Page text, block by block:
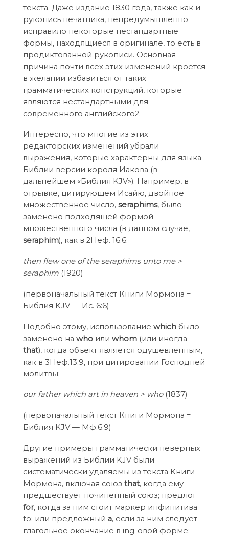
текста. Даже издание 1830 года, также как и
рукопись печатника, непредумышленно
исправило некоторые нестандартные
формы, находящиеся в оригинале, то есть в
продиктованной рукописи. Основная
причина почти всех этих изменений кроется
в желании избавиться от таких
грамматических конструкций, которые
являются нестандартными для
современного английского2.
Интересно, что многие из этих
редакторских изменений убрали
выражения, которые характерны для языка
Библии версии короля Иакова (в
дальнейшем «Библия KJV»). Например, в
отрывке, цитирующем Исайю, двойное
множественное число, seraphims, было
заменено подходящей формой
множественного числа (в данном случае,
seraphim), как в 2Неф. 16:6:
then flew one of the seraphims unto me >
seraphim(1920)
(первоначальный текст Книги Мормона =
Библия KJV — Ис. 6:6)
Подобно этому, использование whichбыло
заменено на whoили whom(или иногда
that), когда объект является одушевленным,
как в 3Неф.13:9, при цитировании Господней
молитвы:
our father which art in heaven > who(1837)
(первоначальный текст Книги Мормона =
Библия KJV — Мф.6:9)
Другие примеры грамматически неверных
выражений из Библии KJV были
систематически удаляемы из текста Книги
Мормона, включая союз that, когда ему
предшествует починенный союз; предлог
for, когда за ним стоит маркер инфинитива
to; или предложный а, если за ним следует
глагольное окончание в ing-овой форме: